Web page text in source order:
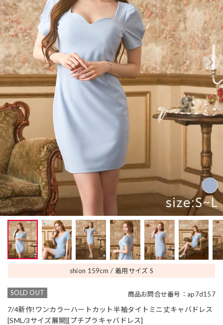
shion 159cm 着用サイズ S
SOLD OUT 商品お問合せ番号：ap7d157
7/4新作!ワンカラーハートカット半袖タイトミニ丈キャバドレス
[SML/3サイズ展開][プチプラキャバドレス]